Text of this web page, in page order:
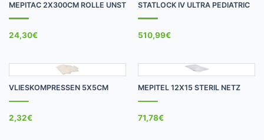
MEPITAC 2X300CM ROLLE UNST
24,30€
STATLOCK IV ULTRA PEDIATRIC
510,99€
VLIESKOMPRESSEN 5X5CM
2,32€
MEPITEL 12X15 STERIL NETZ
71,78€